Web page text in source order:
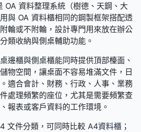
OA 資料整理系統（樹德、天鋼、大
與 OA 資料櫃相同的鋼製框架搭配透
輪或不附輪，設計專門用來放在辦公
類收納與側桌輔助功能。
邊櫃與側桌櫃能同時提供頂部檯面、
物空間，讓桌面不容易堆滿文件，日
適合會計、財務、行政、人事、業務
處理頻繁的座位，尤其是需要頻繁查
報表或客戶資料的工作環境。
文件分類，可同時比較 A4資料櫃 ；